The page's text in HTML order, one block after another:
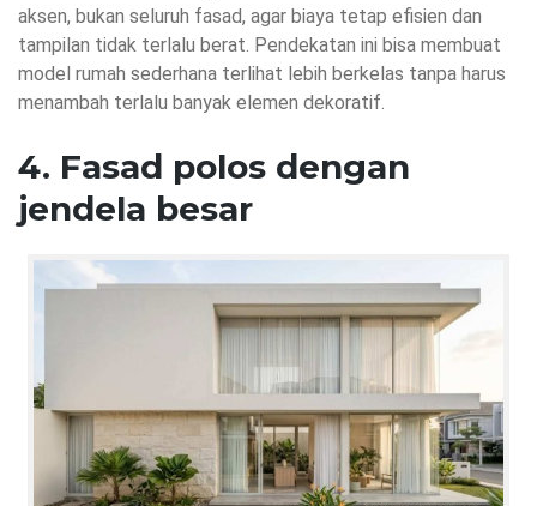
aksen, bukan seluruh fasad, agar biaya tetap efisien dan
tampilan tidak terlalu berat. Pendekatan ini bisa membuat
model rumah sederhana terlihat lebih berkelas tanpa harus
menambah terlalu banyak elemen dekoratif.
4. Fasad polos dengan
jendela besar